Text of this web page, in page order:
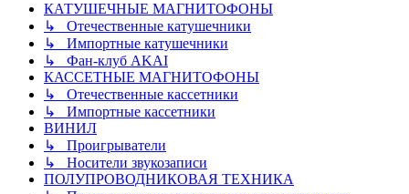
КАТУШЕЧНЫЕ МАГНИТОФОНЫ
↳ Отечественные катушечники
↳ Импортные катушечники
↳ Фан-клуб AKAI
КАССЕТНЫЕ МАГНИТОФОНЫ
↳ Отечественные кассетники
↳ Импортные кассетники
ВИНИЛ
↳ Проигрыватели
↳ Носители звукозаписи
ПОЛУПРОВОДНИКОВАЯ ТЕХНИКА